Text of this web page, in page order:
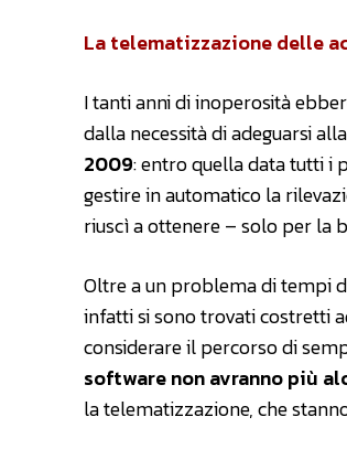
La telematizzazione delle
I tanti anni di inoperosità
dalla necessità di adeguarsi alla
2009: entro quella data tutti i
gestire in automatico la
riuscì a ottenere – solo per la
Oltre a un problema di tempi
infatti si sono trovati costretti
considerare il percorso di
software non avranno più
la telematizzazione, che